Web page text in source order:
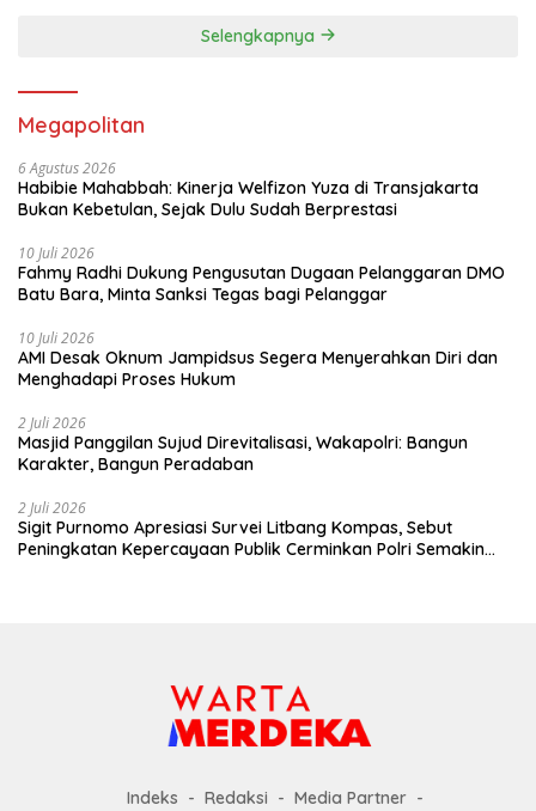
Selengkapnya
Megapolitan
6 Agustus 2026
Habibie Mahabbah: Kinerja Welfizon Yuza di Transjakarta
Bukan Kebetulan, Sejak Dulu Sudah Berprestasi
10 Juli 2026
Fahmy Radhi Dukung Pengusutan Dugaan Pelanggaran DMO
Batu Bara, Minta Sanksi Tegas bagi Pelanggar
10 Juli 2026
AMI Desak Oknum Jampidsus Segera Menyerahkan Diri dan
Menghadapi Proses Hukum
2 Juli 2026
Masjid Panggilan Sujud Direvitalisasi, Wakapolri: Bangun
Karakter, Bangun Peradaban
2 Juli 2026
Sigit Purnomo Apresiasi Survei Litbang Kompas, Sebut
Peningkatan Kepercayaan Publik Cerminkan Polri Semakin
Indeks Redaksi Media Partner